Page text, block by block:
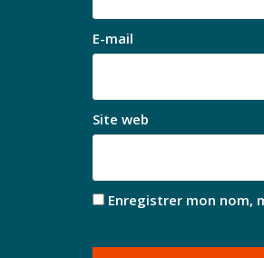
E-mail
Site web
Enregistrer mon nom,